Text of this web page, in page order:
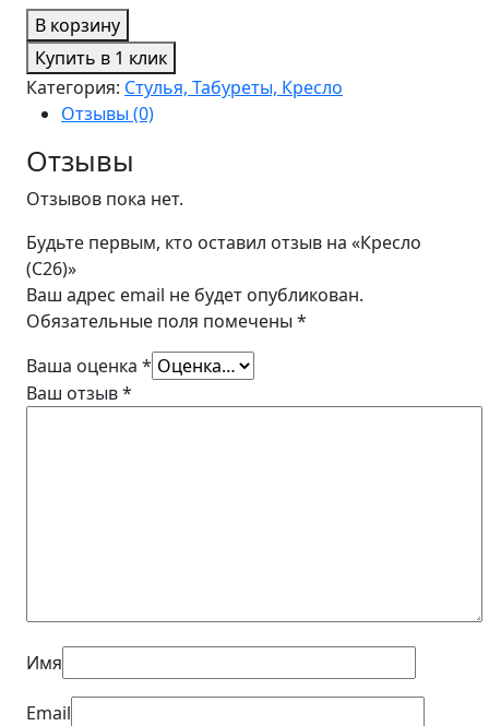
В корзину
Купить в 1 клик
Категория: Стулья, Табуреты, Кресло
Отзывы (0)
Отзывы
Отзывов пока нет.
Будьте первым, кто оставил отзыв на «Кресло
(C26)»
Ваш адрес email не будет опубликован.
Обязательные поля помечены *
Ваша оценка *
Ваш отзыв*
Имя
Email